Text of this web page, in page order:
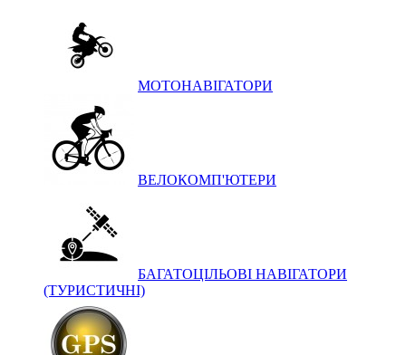
МОТОНАВІГАТОРИ
ВЕЛОКОМП'ЮТЕРИ
БАГАТОЦІЛЬОВІ НАВІГАТОРИ
(ТУРИСТИЧНІ)